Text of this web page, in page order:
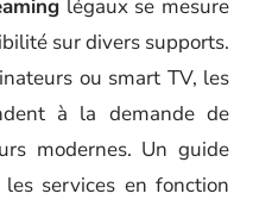
légaux se mesure
sur divers supports.
ou smart TV, les
à la demande de
modernes. Un guide
services en fonction